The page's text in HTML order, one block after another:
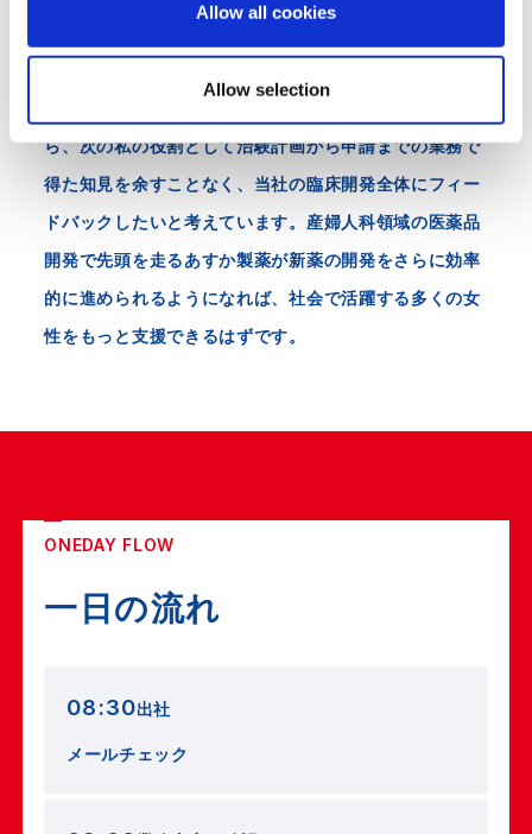
Allow all cookies
Allow selection
ら、次の私の役割として治験計画から申請までの業務で
得た知見を余すことなく、当社の臨床開発全体にフィー
ドバックしたいと考えています。産婦人科領域の医薬品
開発で先頭を走るあすか製薬が新薬の開発をさらに効率
的に進められるようになれば、社会で活躍する多くの女
性をもっと支援できるはずです。
ONEDAY FLOW
一日の流れ
08:30出社
メールチェック